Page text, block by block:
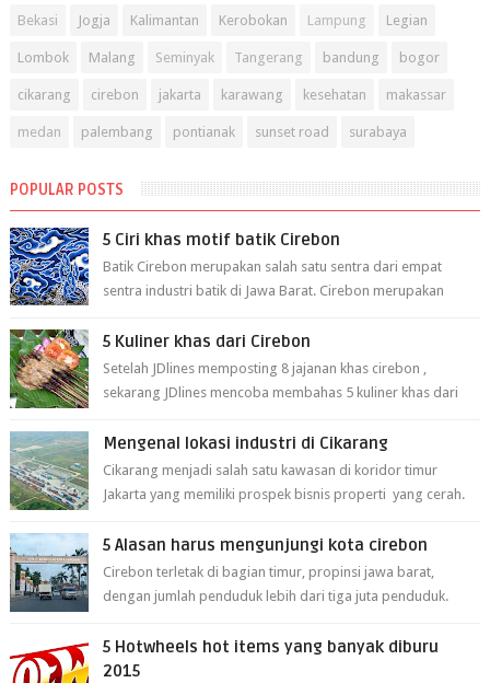
Bekasi Jogja Kalimantan Kerobokan Lampung Legian
Lombok Malang Seminyak Tangerang bandung bogor
cikarang cirebon jakarta karawang kesehatan makassar
medan palembang pontianak sunset road surabaya
POPULAR POSTS
5 Ciri khas motif batik Cirebon
Batik Cirebon merupakan salah satu sentra dari empat
sentra industri batik di Jawa Barat. Cirebon merupakan
5 Kuliner khas dari Cirebon
Setelah JDlines memposting 8 jajanan khas cirebon ,
sekarang JDlines mencoba membahas 5 kuliner khas dari
Mengenal lokasi industri di Cikarang
Cikarang menjadi salah satu kawasan di koridor timur
Jakarta yang memiliki prospek bisnis properti yang cerah.
5 Alasan harus mengunjungi kota cirebon
Cirebon terletak di bagian timur, propinsi jawa barat,
dengan jumlah penduduk lebih dari tiga juta penduduk.
5 Hotwheels hot items yang banyak diburu
2015